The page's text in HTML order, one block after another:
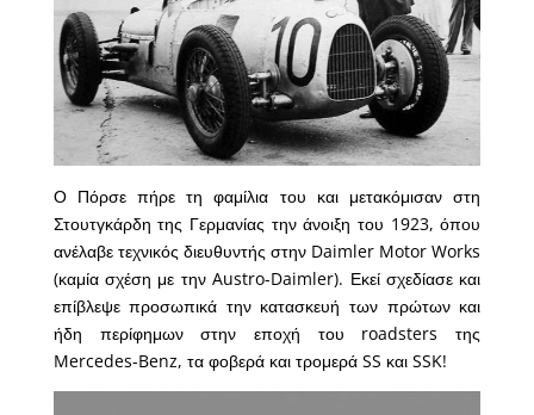
Ο Πόρσε πήρε τη φαμίλια του και μετακόμισαν στη
Στουτγκάρδη της Γερμανίας την άνοιξη του 1923, όπου
ανέλαβε τεχνικός διευθυντής στην Daimler Motor Works
(καμία σχέση με την Austro-Daimler). Εκεί σχεδίασε και
επίβλεψε προσωπικά την κατασκευή των πρώτων και
ήδη περίφημων στην εποχή του roadsters της
Mercedes-Benz, τα φοβερά και τρομερά SS και SSK!